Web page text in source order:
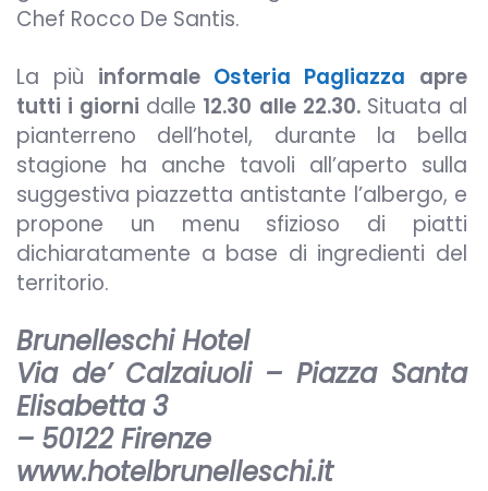
Chef Rocco De Santis.
La più informale Osteria Pagliazza apre
tutti i giorni dalle 12.30 alle 22.30. Situata al
pianterreno dell’hotel, durante la bella
stagione ha anche tavoli all’aperto sulla
suggestiva piazzetta antistante l’albergo, e
propone un menu sfizioso di piatti
dichiaratamente a base di ingredienti del
territorio.
Brunelleschi Hotel
Via de’ Calzaiuoli – Piazza Santa
Elisabetta 3
– 50122 Firenze
www.hotelbrunelleschi.it